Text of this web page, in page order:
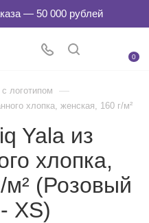
0
логотипом —
хлопка, женская, 160 г/м²
Yala из
хлопка,
м² (Розовый
XS)